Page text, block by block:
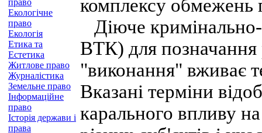
право
Екологічне
право
Екологія
Етика та
Естетика
Житлове право
Журналістика
Земельне право
Інформаційне
право
Історія держави і
права
комплексу обмежень
Діюче кримінально-
ВТК) для позначання
"виконання" вживає
Вказані терміни
карального впливу